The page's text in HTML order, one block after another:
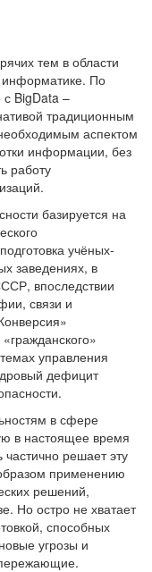
тем в области
информатике. По
с BigData –
традиционным
аспектом
информации, без
работу
базируется на
учёных-
заведениях, в
впоследствии
связи и
управления
дефицит
в сфере
в настоящее время
частично решает эту
применению
решений,
Но остро не хватает
способных
угрозы и